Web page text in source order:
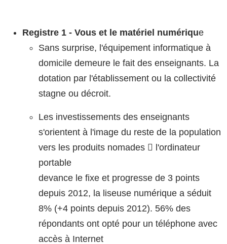
Registre 1 - Vous et le matériel numérique
Sans surprise, l'équipement informatique à
domicile demeure le fait des enseignants. La
dotation par l'établissement ou la collectivité
stagne ou décroit.
Les investissements des enseignants
s'orientent à l'image du reste de la population
vers les produits nomades  l'ordinateur
portable
devance le fixe et progresse de 3 points
depuis 2012, la liseuse numérique a séduit
8% (+4 points depuis 2012). 56% des
répondants ont opté pour un téléphone avec
accès à Internet